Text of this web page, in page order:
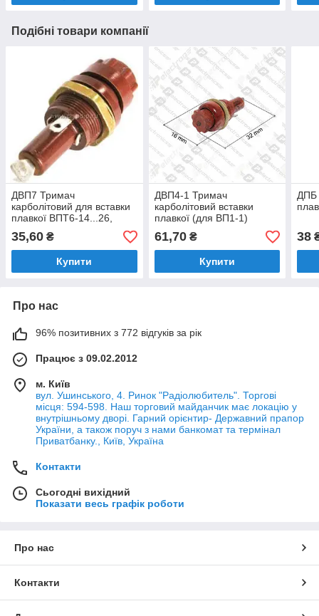
Подібні товари компанії
ДВП7 Тримач
карболітовий для вставки
плавкої ВПТ6-14...26,
(6mm*30mm)
35,60 ₴
Купити
ДВП4-1 Тримач
карболітовий вставки
плавкої (для ВП1-1)
61,70₴
Купити
ДПБ
38
Про нас
96% позитивних з 772 відгуків за рік
Працює з 09.02.2012
м. Київ
вул. Ушинського, 4. Ринок "Радіолюбитель". Торгові
місця: 594-598. Наш торговий майданчик має локацію у
внутрішньому дворі. Гарний орієнтир- Державний прапор
України, а також поруч з нами банкомат та термінал
Приватбанку., Київ, Україна
Контакти
Сьогодні вихідний
Показати весь графік роботи
Про нас
Контакти